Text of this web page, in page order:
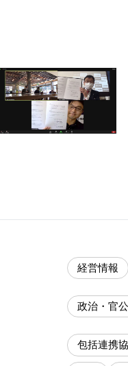
経営情報
政治・官
包括連携